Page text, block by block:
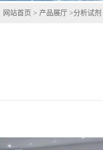
网站首页 > 产品展厅 >分析试剂